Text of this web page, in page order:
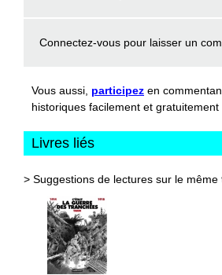
Connectez-vous pour laisser un
Vous aussi, participez en
historiques facilement et gratuitement
Livres liés
> Suggestions de lectures sur le même